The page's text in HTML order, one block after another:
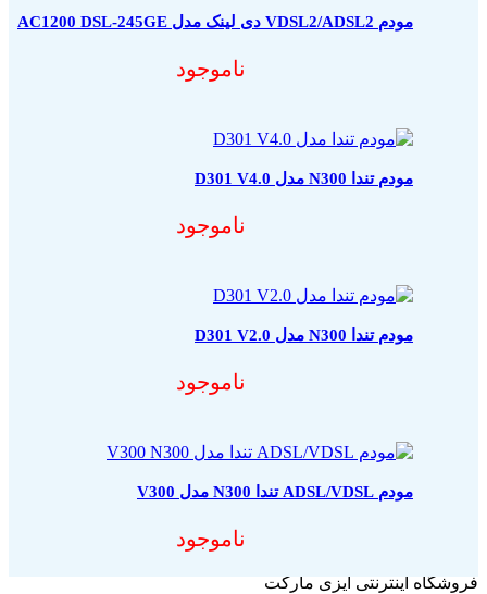
مودم VDSL2/ADSL2 دی لینک مدل AC1200 DSL-245GE
ناموجود
مودم تندا N300 مدل D301 V4.0
ناموجود
مودم تندا N300 مدل D301 V2.0
ناموجود
مودم ADSL/VDSL تندا N300 مدل V300
ناموجود
فروشگاه اینترنتی ایزی مارکت